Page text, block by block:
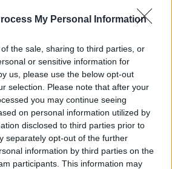
My Personal Information
the sale, sharing to third parties, or
or sensitive information for
us, please use the below opt-out
selection. Please note that after your
you may continue seeing
on personal information utilized by
disclosed to third parties prior to
separately opt-out of the further
information by third parties on the
participants. This information may